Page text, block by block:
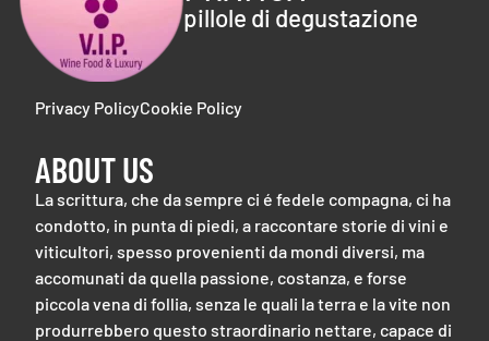
pillole di degustazione
Privacy PolicyCookie Policy
ABOUT US
La scrittura, che da sempre ci é fedele compagna, ci ha
condotto, in punta di piedi, a raccontare storie di vini e
viticultori, spesso provenienti da mondi diversi, ma
accomunati da quella passione, costanza, e forse
piccola vena di follia, senza le quali la terra e la vite non
produrrebbero questo straordinario nettare, capace di